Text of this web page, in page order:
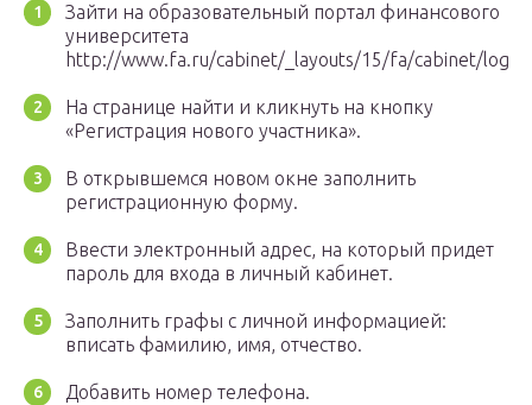
Зайти на образовательный портал финансового
университета
http://www.fa.ru/cabinet/_layouts/15/fa/cabinet/
На странице найти и кликнуть на кнопку
«Регистрация нового участника».
В открывшемся новом окне заполнить
регистрационную форму.
Ввести электронный адрес, на который придет
пароль для входа в личный кабинет.
Заполнить графы с личной информацией:
вписать фамилию, имя, отчество.
Добавить номер телефона.